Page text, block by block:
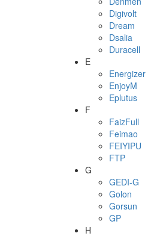
Digivolt
Dream
Dsalia
Duracell
E
Energizer
EnjoyM
Eplutus
F
FaizFull
Feimao
FEIYIPU
FTP
G
GEDI-G
Golon
Gorsun
GP
H